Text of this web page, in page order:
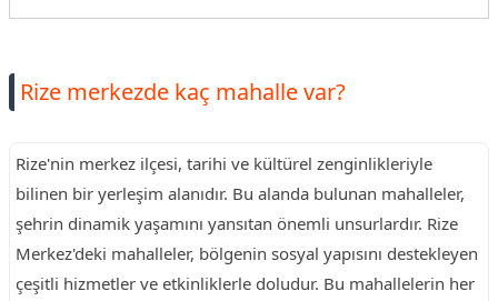
Rize merkezde kaç mahalle var?
Rize'nin merkez ilçesi, tarihi ve kültürel zenginlikleriyle
bilinen bir yerleşim alanıdır. Bu alanda bulunan mahalleler,
şehrin dinamik yaşamını yansıtan önemli unsurlardır. Rize
Merkez'deki mahalleler, bölgenin sosyal yapısını destekleyen
çeşitli hizmetler ve etkinliklerle doludur. Bu mahallelerin her